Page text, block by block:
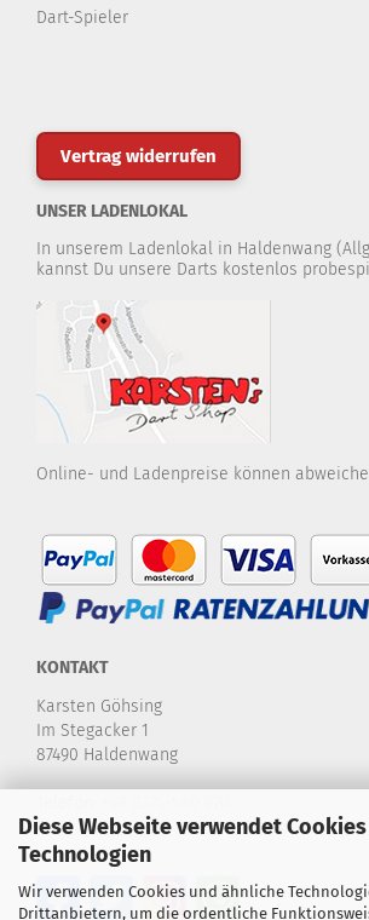
Diese Webseite verwendet
Technologien
Wir verwenden Cookies und ähnliche
Drittanbietern, um die ordentliche
Dart-Spieler
Vertrag widerrufen
UNSER LADENLOKAL
In unserem Ladenlokal in Haldenwang
kannst Du unsere Darts kostenlos
Online- und Ladenpreise können
KONTAKT
Karsten Göhsing
Im Stegacker 1
87490 Haldenwang
E-Mail:info@karstensdartshop.de